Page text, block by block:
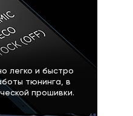
легко и быстро
тюнинга, в
прошивки.